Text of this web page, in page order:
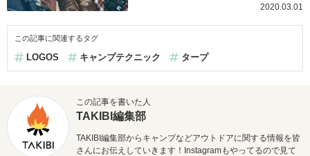
2020.03.01
この記事に関連するタグ
LOGOS キャンプテクニック タープ
この記事を書いた人
TAKIBI編集部
TAKIBI編集部からキャンプなどアウトドアに関する情報を皆
さんにお伝えしていきます！Instagramもやってるので見て